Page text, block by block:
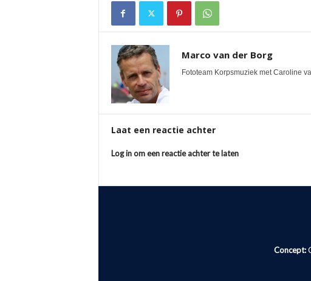
Marco van der Borg
Fototeam Korpsmuziek met Caroline
Laat een reactie achter
Log in om een reactie achter te laten
Concept: